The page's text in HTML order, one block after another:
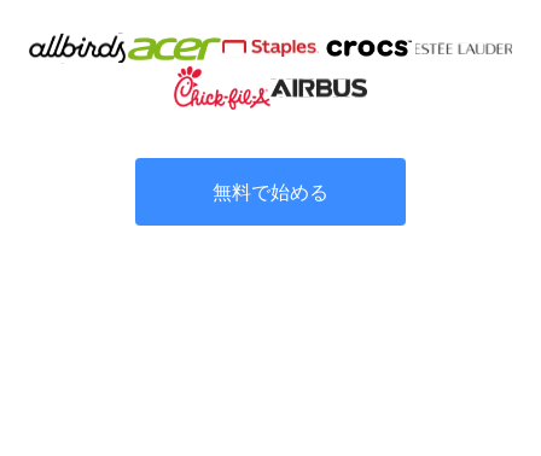
無料で始める